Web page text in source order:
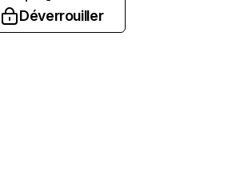
Déverrouiller